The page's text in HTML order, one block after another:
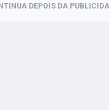
DEPOIS DA